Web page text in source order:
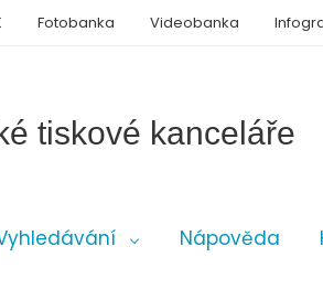
tiskové kanceláře
Nápověda
Fotobanka Videobanka